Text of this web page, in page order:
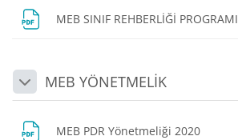
MEB SINIF REHBERLİĞİ PROGRAMI
DaraltMEB YÖNETMELİK
MEB PDR Yönetmeliği 2020